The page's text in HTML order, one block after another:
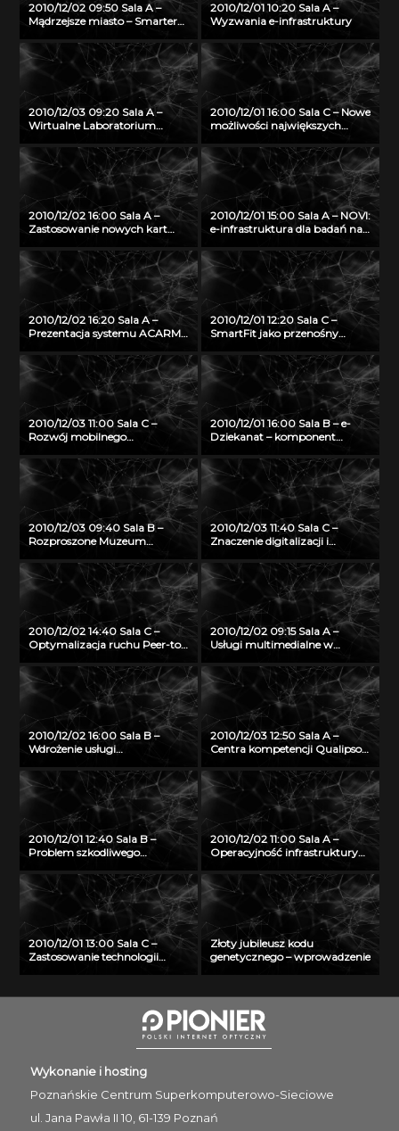
2010/12/02 09:50 Sala A –
Mądrzejsze miasto – Smarter
pobierania opłat za wjazd do
centrum w Sztokholmie
2010/12/01 10:20 Sala A –
Wyzwania e-infrastruktury
2010/12/03 09:20 Sala A –
Wirtualne Laboratorium
jako innowacyjna platforma e-
nauczania o środowisku
naturalnym
2010/12/01 16:00 Sala C – Nowe
możliwości największych
SGI Altrix UV
2010/12/02 16:00 Sala A –
Zastosowanie nowych kart
infrastrukturze PKI z
wykorzystaniem systemu
OPTIcamp
2010/12/01 15:00 Sala A – NOVI:
e-infrastruktura dla badań nad
2010/12/02 16:20 Sala A –
Prezentacja systemu ACARM-
2010/12/01 12:20 Sala C –
SmartFit jako przenośny
predykcji oraz planowania
treningu wspomagającego
zdrowy tryb życia
2010/12/03 11:00 Sala C –
Rozwój mobilnego
turystycznego
2010/12/01 16:00 Sala B – e-
Dziekanat – komponent
otwartego oprogramowania
2010/12/03 09:40 Sala B –
Rozproszone Muzeum
dystrybucji treści 3D w
architekturze Internetu
Przyszłości
2010/12/03 11:40 Sala C –
Znaczenie digitalizacji i
archiwalnych w Internecie dla
rozwoju nowych inicjatyw
społecznych
2010/12/02 14:40 Sala C –
Optymalizacja ruchu Peer-to-
2010/12/02 09:15 Sala A –
Usługi multimedialne w
Komputerowej – TASK
2010/12/02 16:00 Sala B –
Wdrożenie usługi
PIONIER
2010/12/03 12:50 Sala A –
Centra kompetencji Qualipso –
stymulująca wykorzystanie
oprogramowania Open
Source
2010/12/01 12:40 Sala B –
Problem szkodliwego
systemach NIX
2010/12/02 11:00 Sala A –
Operacyjność infrastruktury
rekomendacji ITIL (R)
2010/12/01 13:00 Sala C –
Zastosowanie technologii
Złoty jubileusz kodu
genetycznego – wprowadzenie
Wykonanie i hosting
Poznańskie Centrum Superkomputerowo-Sieciowe
ul. Jana Pawła II 10, 61-139 Poznań